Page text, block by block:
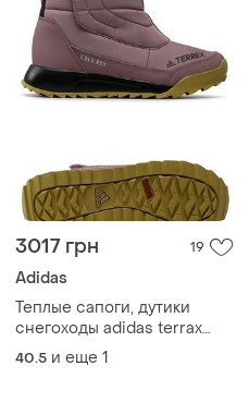
3017 грн 19
Adidas
Теплые сапоги, дутики
снегоходы adidas terrax
choleah с коллекции adidas
performance
40.5 и еще 1